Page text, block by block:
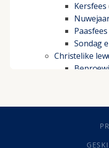
Kersfees
Paasfees
Sondag
Christelike
(21)
Grys